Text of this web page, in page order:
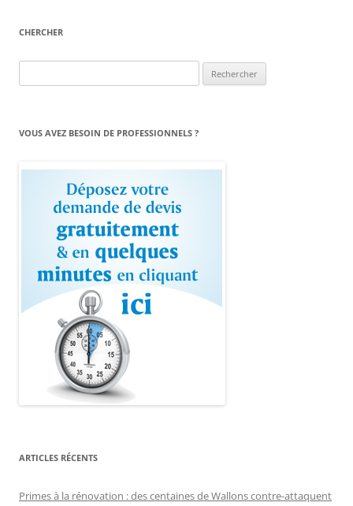
CHERCHER
VOUS AVEZ BESOIN DE PROFESSIONNELS ?
ARTICLES RÉCENTS
Primes à la rénovation : des centaines de Wallons contre-attaquent